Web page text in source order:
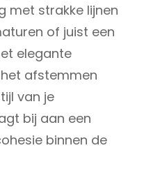
met strakke lijnen
of juist een
elegante
afstemmen
van je
bij aan een
binnen de